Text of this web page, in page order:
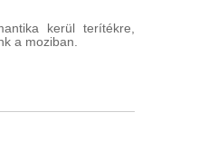
kerül terítékre,
a moziban.